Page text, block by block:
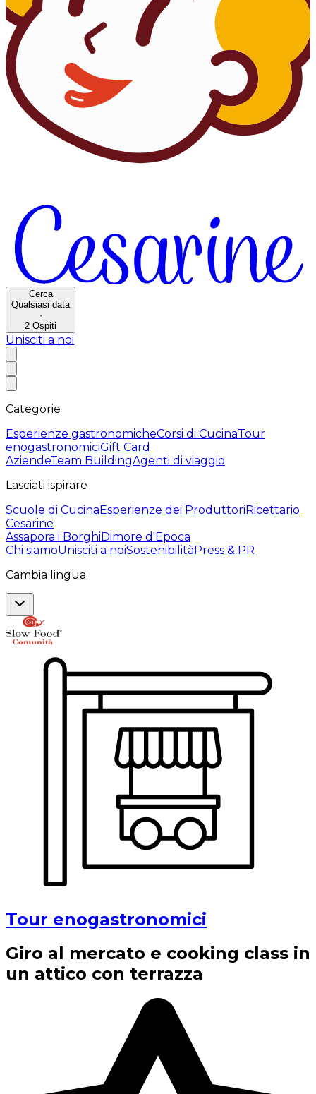
Cerca
Qualsiasi data
·
2 Ospiti
Unisciti a noi
Categorie
Esperienze gastronomicheCorsi di CucinaTour
enogastronomiciGift Card
AziendeTeam BuildingAgenti di viaggio
Lasciati ispirare
Scuole di CucinaEsperienze dei ProduttoriRicettario
Cesarine
Assapora i BorghiDimore d'Epoca
Chi siamoUnisciti a noiSostenibilitàPress & PR
Cambia lingua
Tour enogastronomici
Giro al mercato e cooking class in
un attico con terrazza